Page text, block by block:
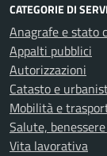
CATEGORIE DI
Anagrafe e stato
Appalti pubblici
Autorizzazioni
Catasto e
Mobilità e
Salute,
Vita lavorativa